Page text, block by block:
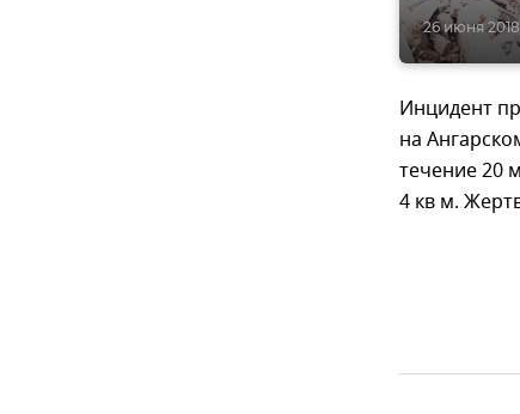
26 июня
Инцидент
на
течение 20
4 кв м.